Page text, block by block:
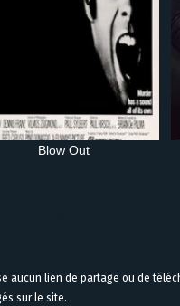
Blow Out
aucun lien de partage ou de
sur le site.